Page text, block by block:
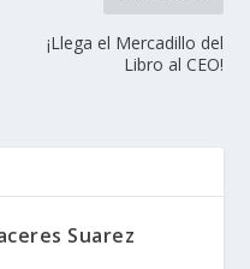
¡Llega el Mercadillo del
Libro al CEO!
Suarez